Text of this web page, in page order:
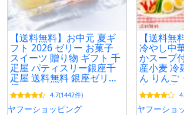
【送料無料】お中元 夏ギ
フト 2026 ゼリー お菓子
スイーツ 贈り物 ギフト 千
疋屋 パティスリー銀座千
疋屋 送料無料 銀座ゼリー9
個
4.7(1442件)
ヤフーショッピング
【送料無
冷やし中
かスープ
産小麦 冷
ん りんご
クワーサ
ん さぬき
ヤフーショ